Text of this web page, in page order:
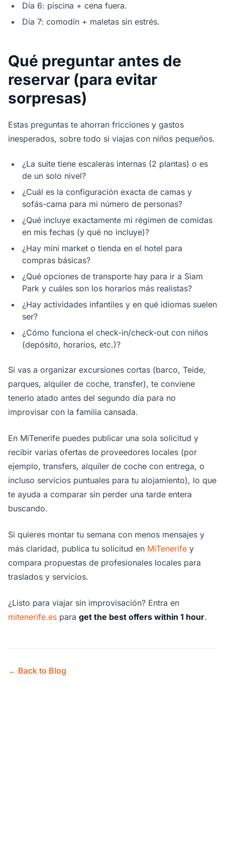
Día 6: piscina + cena fuera.
Día 7: comodín + maletas sin estrés.
Qué preguntar antes de
reservar (para evitar
sorpresas)
Estas preguntas te ahorran fricciones y gastos
inesperados, sobre todo si viajas con niños pequeños.
¿La suite tiene escaleras internas (2 plantas) o es
de un solo nivel?
¿Cuál es la configuración exacta de camas y
sofás-cama para mi número de personas?
¿Qué incluye exactamente mi régimen de comidas
en mis fechas (y qué no incluye)?
¿Hay mini market o tienda en el hotel para
compras básicas?
¿Qué opciones de transporte hay para ir a Siam
Park y cuáles son los horarios más realistas?
¿Hay actividades infantiles y en qué idiomas suelen
ser?
¿Cómo funciona el check-in/check-out con niños
(depósito, horarios, etc.)?
Si vas a organizar excursiones cortas (barco, Teide,
parques, alquiler de coche, transfer), te conviene
tenerlo atado antes del segundo día para no
improvisar con la familia cansada.
En MiTenerife puedes publicar una sola solicitud y
recibir varias ofertas de proveedores locales (por
ejemplo, transfers, alquiler de coche con entrega, o
incluso servicios puntuales para tu alojamiento), lo que
te ayuda a comparar sin perder una tarde entera
buscando.
Si quieres montar tu semana con menos mensajes y
más claridad, publica tu solicitud en MiTenerife y
compara propuestas de profesionales locales para
traslados y servicios.
¿Listo para viajar sin improvisación? Entra en
mitenerife.es para get the best offers within 1 hour.
← Back to Blog